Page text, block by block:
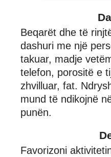
Beqarët dhe të
dashuri me një
takuar, madje
telefon, porositë e
zhvilluar, fat.
mund të ndikojnë
punën.
Favorizoni